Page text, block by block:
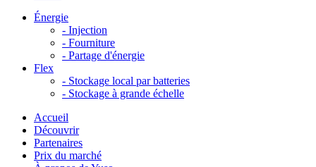
Énergie
- Injection
- Fourniture
- Partage d'énergie
Flex
- Stockage local par batteries
- Stockage à grande échelle
Accueil
Découvrir
Partenaires
Prix du marché